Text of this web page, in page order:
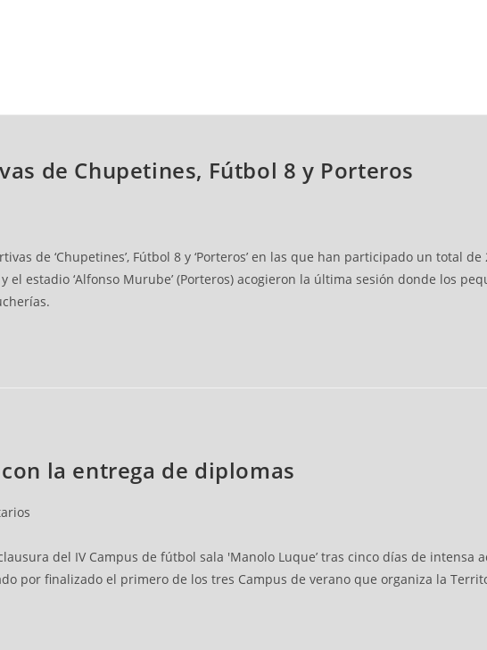
de Chupetines, Fútbol 8 y Porteros
de ‘Chupetines’, Fútbol 8 y ‘Porteros’ en las que han participado un total
el estadio ‘Alfonso Murube’ (Porteros) acogieron la última sesión donde los
la entrega de diplomas
del IV Campus de fútbol sala 'Manolo Luque’ tras cinco días de intensa
por finalizado el primero de los tres Campus de verano que organiza la